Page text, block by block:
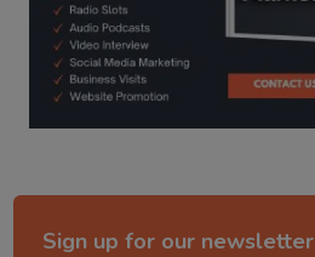
Sign up for our newsletter